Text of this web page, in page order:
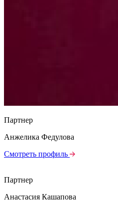
Партнер
Анжелика Федулова
Смотреть профиль
Партнер
Анастасия Кашапова